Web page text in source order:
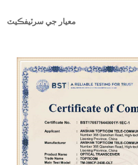
معيار جي سرٽيفڪيٽ